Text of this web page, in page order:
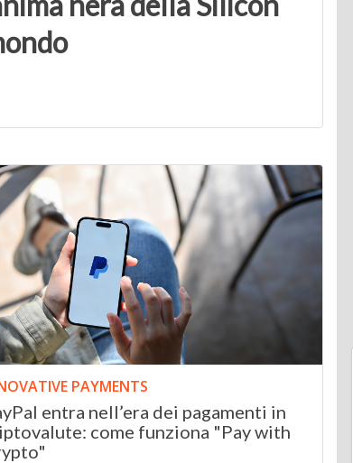
PAYMENTS
entra nell’era dei pagamenti in
come funziona "Pay with